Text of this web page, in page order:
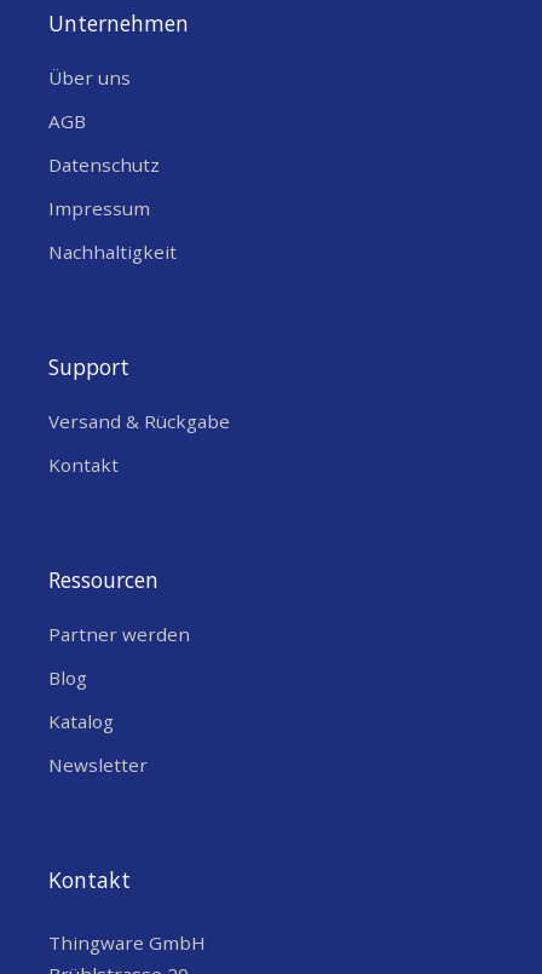
Lieferliste:
(Shell only，Does not include TTGO Lora Board)
Unternehmen
Über uns
AGB
Datenschutz
Impressum
Nachhaltigkeit
Support
Versand & Rückgabe
Kontakt
Ressourcen
Partner werden
Blog
Katalog
Newsletter
Kontakt
Thingware GmbH